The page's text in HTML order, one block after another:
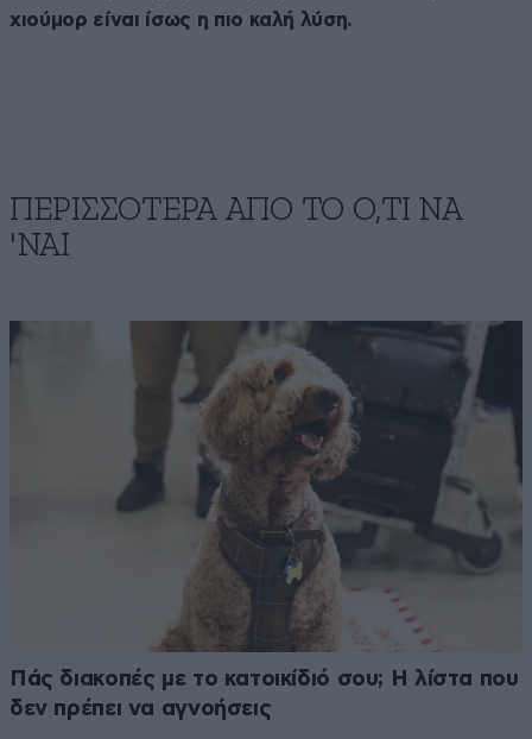
χιούμορ είναι ίσως η πιο καλή λύση.
ΠΕΡΙΣΣΟΤΕΡΑ ΑΠΟ ΤΟ Ο,ΤΙ ΝΑ
'ΝΑΙ
Πάς διακοπές με το κατοικίδιό σου; Η λίστα που
δεν πρέπει να αγνοήσεις